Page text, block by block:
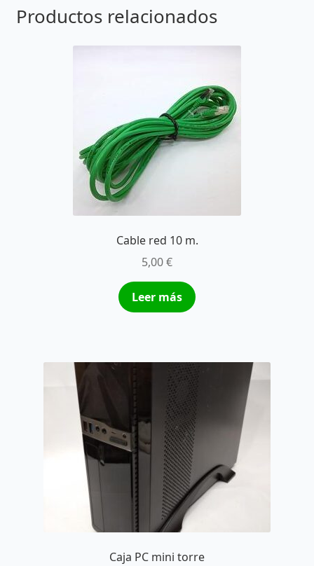
Productos relacionados
Cable red 10 m.
5,00€
Leer más
Caja PC mini torre